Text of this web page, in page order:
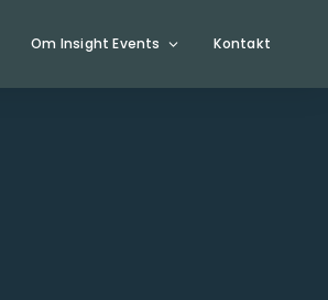
Om Insight Events Kontakt